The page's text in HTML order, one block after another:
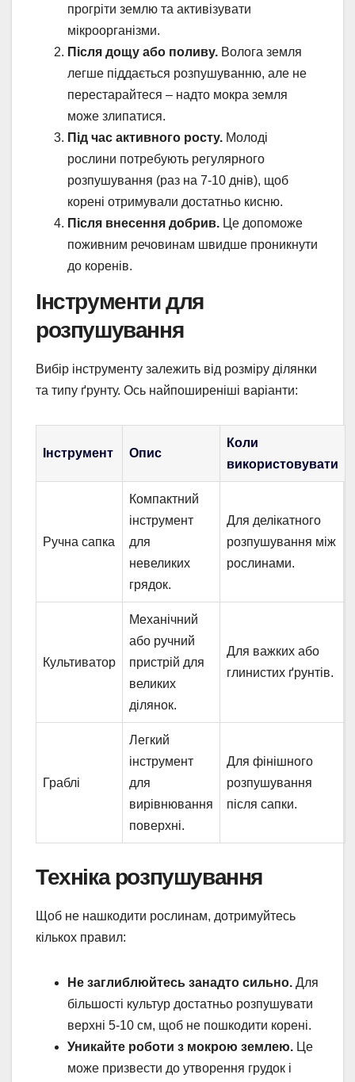
прогріти землю та активізувати
мікроорганізми.
Після дощу або поливу. Волога земля
легше піддається розпушуванню, але не
перестарайтеся – надто мокра земля
може злипатися.
Під час активного росту. Молоді
рослини потребують регулярного
розпушування (раз на 7-10 днів), щоб
корені отримували достатньо кисню.
Після внесення добрив. Це допоможе
поживним речовинам швидше проникнути
до коренів.
Інструменти для
розпушування
Вибір інструменту залежить від розміру ділянки
та типу ґрунту. Ось найпоширеніші варіанти:
Інструмент Опис
Коли
використовувати
Ручна сапка
Компактний
інструмент
для
невеликих
грядок.
Для делікатного
розпушування між
рослинами.
Культиватор
Механічний
або ручний
пристрій для
великих
ділянок.
Для важких або
глинистих ґрунтів.
Граблі
Легкий
інструмент
для
вирівнювання
поверхні.
Для фінішного
розпушування
після сапки.
Техніка розпушування
Щоб не нашкодити рослинам, дотримуйтесь
кількох правил:
Не заглиблюйтесь занадто сильно. Для
більшості культур достатньо розпушувати
верхні 5-10 см, щоб не пошкодити корені.
Уникайте роботи з мокрою землею. Це
може призвести до утворення грудок і